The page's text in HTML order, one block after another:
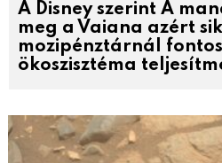
A Disney szerint A
meg a Vaiana azért
mozipénztárnál
ökoszisztéma